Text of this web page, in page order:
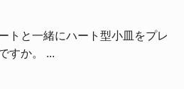
トと一緒にハート型小皿をプレ
すか。 ...